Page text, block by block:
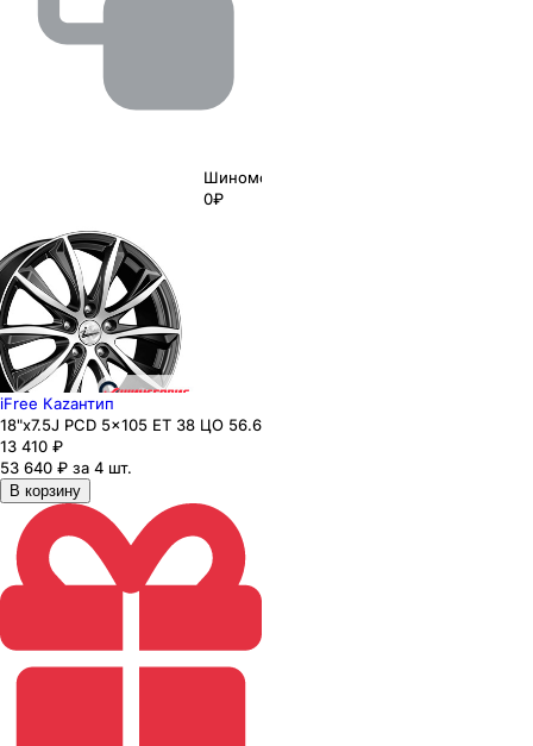
Шиномонтаж
0₽
iFree Каzaнтип
18"x7.5J PCD 5x105 ЕТ 38 ЦО 56.6
13 410 ₽
53 640 ₽ за 4 шт.
В корзину